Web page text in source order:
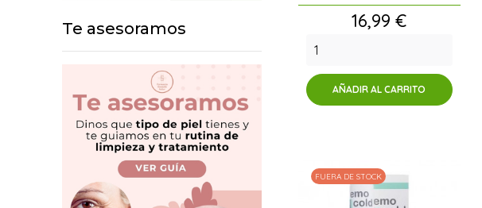
Te asesoramos Precio
16,99 €
AÑADIR AL CARRITO
FUERA DE STOCK